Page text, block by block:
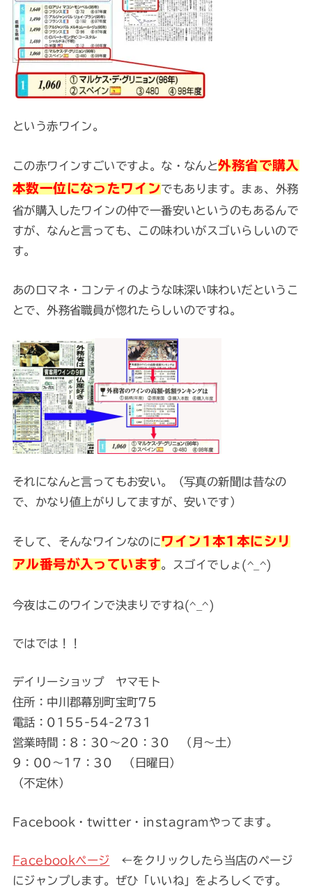
という赤ワイン。
この赤ワインすごいですよ。な・なんと外務省で購入
本数一位になったワインでもあります。まぁ、外務
省が購入したワインの仲で一番安いというのもあるんで
すが、なんと言っても、この味わいがスゴいらしいので
す。
あのロマネ・コンティのような味深い味わいだというこ
とで、外務省職員が惚れたらしいのですね。
それになんと言ってもお安い。（写真の新聞は昔なの
で、かなり値上がりしてますが、安いです）
そして、そんなワインなのにワイン1本1本にシリ
アル番号が入っています。スゴイでしょ(^_^)
今夜はこのワインで決まりですね(^_^)
ではでは！！
デイリーショップ ヤマモト
住所：中川郡幕別町宝町75
電話：0155-54-2731
営業時間：8：30～20：30 （月～土）
9：00～17：30 （日曜日）
（不定休）
Facebook・twitter・instagramやってます。
Facebookページ ←をクリックしたら当店のページ
にジャンプします。ぜひ「いいね」をよろしくです。